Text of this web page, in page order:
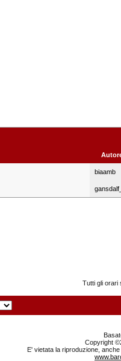
biaamb
Tutti gli orari
Copyright
E' vietata la riproduzione,